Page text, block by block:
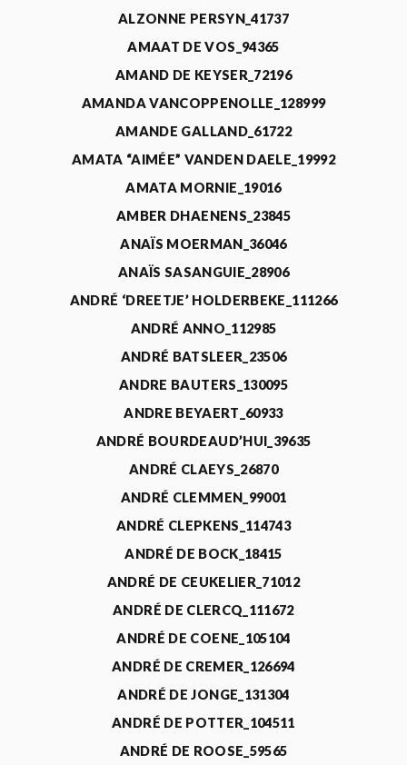
ALZONNE PERSYN_41737
AMAAT DE VOS_94365
AMAND DE KEYSER_72196
AMANDA VANCOPPENOLLE_128999
AMANDE GALLAND_61722
AMATA “AIMÉE” VANDEN DAELE_19992
AMATA MORNIE_19016
AMBER DHAENENS_23845
ANAÏS MOERMAN_36046
ANAÏS SASANGUIE_28906
ANDRÉ ‘DREETJE’ HOLDERBEKE_111266
ANDRÉ ANNO_112985
ANDRÉ BATSLEER_23506
ANDRE BAUTERS_130095
ANDRE BEYAERT_60933
ANDRÉ BOURDEAUD’HUI_39635
ANDRÉ CLAEYS_26870
ANDRÉ CLEMMEN_99001
ANDRÉ CLEPKENS_114743
ANDRÉ DE BOCK_18415
ANDRÉ DE CEUKELIER_71012
ANDRÉ DE CLERCQ_111672
ANDRÉ DE COENE_105104
ANDRÉ DE CREMER_126694
ANDRÉ DE JONGE_131304
ANDRÉ DE POTTER_104511
ANDRÉ DE ROOSE_59565